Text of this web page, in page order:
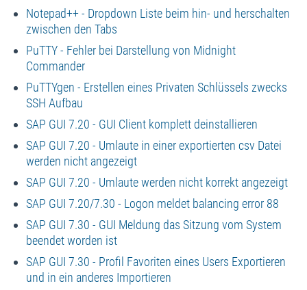
Notepad++ - Dropdown Liste beim hin- und herschalten
zwischen den Tabs
PuTTY - Fehler bei Darstellung von Midnight
Commander
PuTTYgen - Erstellen eines Privaten Schlüssels zwecks
SSH Aufbau
SAP GUI 7.20 - GUI Client komplett deinstallieren
SAP GUI 7.20 - Umlaute in einer exportierten csv Datei
werden nicht angezeigt
SAP GUI 7.20 - Umlaute werden nicht korrekt angezeigt
SAP GUI 7.20/7.30 - Logon meldet balancing error 88
SAP GUI 7.30 - GUI Meldung das Sitzung vom System
beendet worden ist
SAP GUI 7.30 - Profil Favoriten eines Users Exportieren
und in ein anderes Importieren